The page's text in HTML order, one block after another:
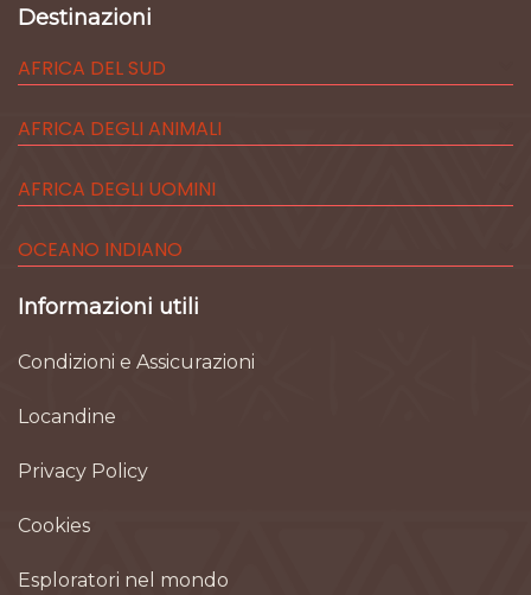
Destinazioni
AFRICA DEL SUD
AFRICA DEGLI ANIMALI
AFRICA DEGLI UOMINI
OCEANO INDIANO
Informazioni utili
Condizioni e Assicurazioni
Locandine
Privacy Policy
Cookies
Esploratori nel mondo